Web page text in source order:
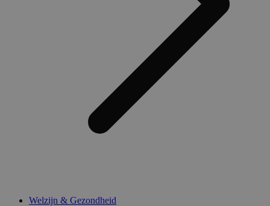
Welzijn & Gezondheid